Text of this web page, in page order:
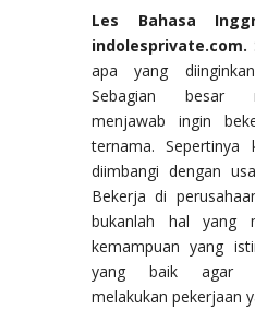
Les Bahasa
indolesprivate.com.
apa yang
Sebagian besar
menjawab ingin
ternama. Sepertinya
diimbangi dengan
Bekerja di
bukanlah hal yang
kemampuan yang
yang baik agar
melakukan pekerjaan